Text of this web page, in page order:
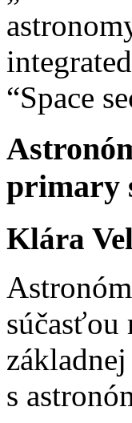
“Space
primary
Klára
súčasťou
s